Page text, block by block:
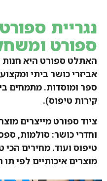
נגריית
ספורט
האתלט ספורט היא חנות
אביזרי כושר ביתי
ספר ומוסדות. מתמחים
קירות טיפוס).
ציוד ספורט מייצרים
וחדרי כושר: סולמות,
טיפוס ועוד. מחירים הכי
מוצרים איכותיים לפי תו